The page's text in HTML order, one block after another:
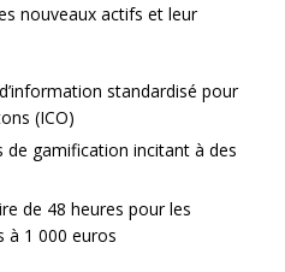
nouveaux actifs et leur
standardisé pour
(ICO)
de gamification incitant à des
de 48 heures pour les
à 1 000 euros